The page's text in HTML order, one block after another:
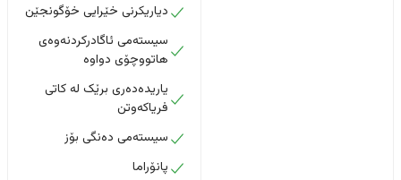
دیاریکرنی خێرایی خۆگونجێن
سیستەمی ئاگادرکردنەوەی
هاتووچۆی دواوە
یاریدەدەری برێک لە کاتی
فریاکەوتن
سیستەمی دەنگی بۆز
پانۆراما